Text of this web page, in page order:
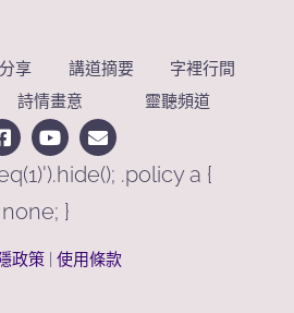
享 講道摘要
字裡行間
詩情畫意 靈聽頻道
.policy a {
}
政策| 使用條款